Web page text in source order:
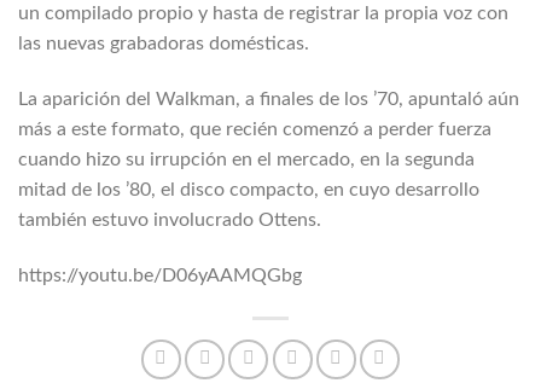
un compilado propio y hasta de registrar la propia voz con
las nuevas grabadoras domésticas.
La aparición del Walkman, a finales de los ’70, apuntaló aún
más a este formato, que recién comenzó a perder fuerza
cuando hizo su irrupción en el mercado, en la segunda
mitad de los ’80, el disco compacto, en cuyo desarrollo
también estuvo involucrado Ottens.
https://youtu.be/D06yAAMQGbg